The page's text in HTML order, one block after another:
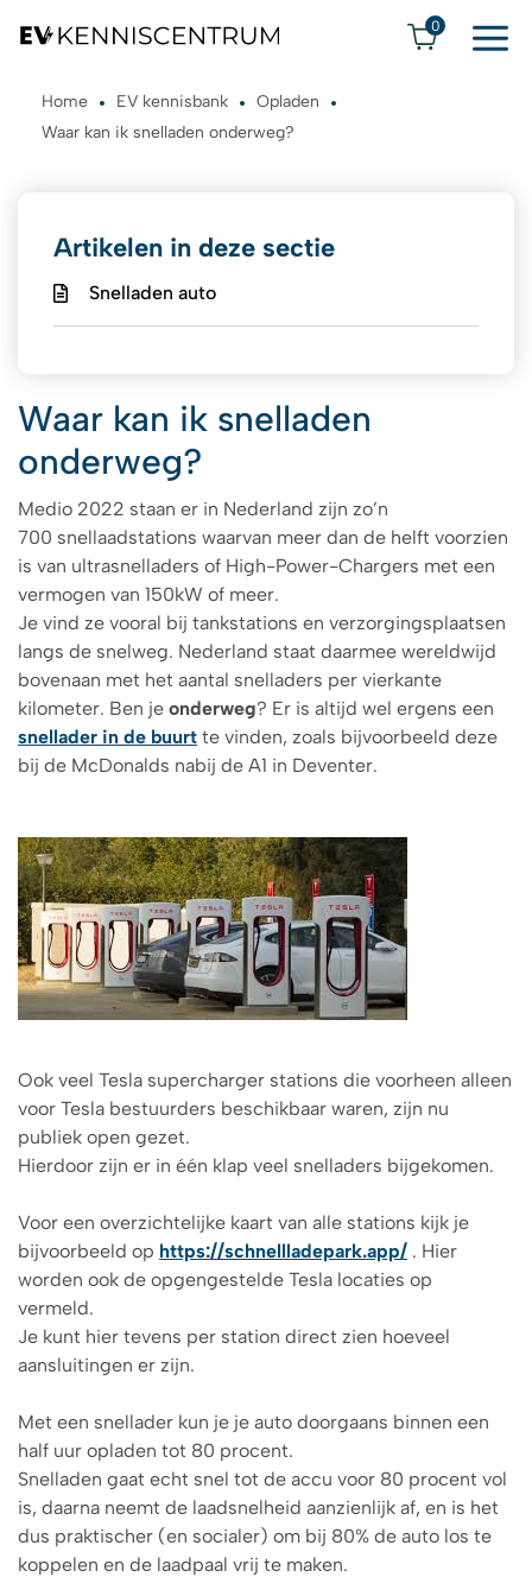
0
Home EV kennisbank
Opladen
Waar kan ik snelladen onderweg?
Artikelen in deze sectie
Snelladen auto
Waar kan ik snelladen
onderweg?
Medio 2022 staan er in Nederland zijn zo’n
700 snellaadstations waarvan meer dan de helft voorzien
is van ultrasnelladers of High-Power-Chargers met een
vermogen van 150kW of meer.
Je vind ze vooral bij tankstations en verzorgingsplaatsen
langs de snelweg. Nederland staat daarmee wereldwijd
bovenaan met het aantal snelladers per vierkante
kilometer. Ben je onderweg? Er is altijd wel ergens een
snellader in de buurt te vinden, zoals bijvoorbeeld deze
bij de McDonalds nabij de A1 in Deventer.
Ook veel Tesla supercharger stations die voorheen alleen
voor Tesla bestuurders beschikbaar waren, zijn nu
publiek open gezet.
Hierdoor zijn er in één klap veel snelladers bijgekomen.
Voor een overzichtelijke kaart van alle stations kijk je
bijvoorbeeld op https://schnellladepark.app/ . Hier
worden ook de opgengestelde Tesla locaties op
vermeld.
Je kunt hier tevens per station direct zien hoeveel
aansluitingen er zijn.
Met een snellader kun je je auto doorgaans binnen een
half uur opladen tot 80 procent.
Snelladen gaat echt snel tot de accu voor 80 procent vol
is, daarna neemt de laadsnelheid aanzienlijk af, en is het
dus praktischer (en socialer) om bij 80% de auto los te
koppelen en de laadpaal vrij te maken.